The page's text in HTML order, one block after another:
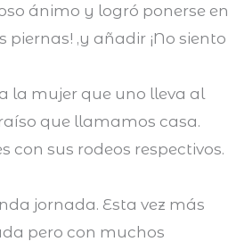
ánimo y logró ponerse en
,y añadir ¡No siento
la mujer que uno lleva al
que llamamos casa.
con sus rodeos respectivos.
jornada. Esta vez más
pero con muchos